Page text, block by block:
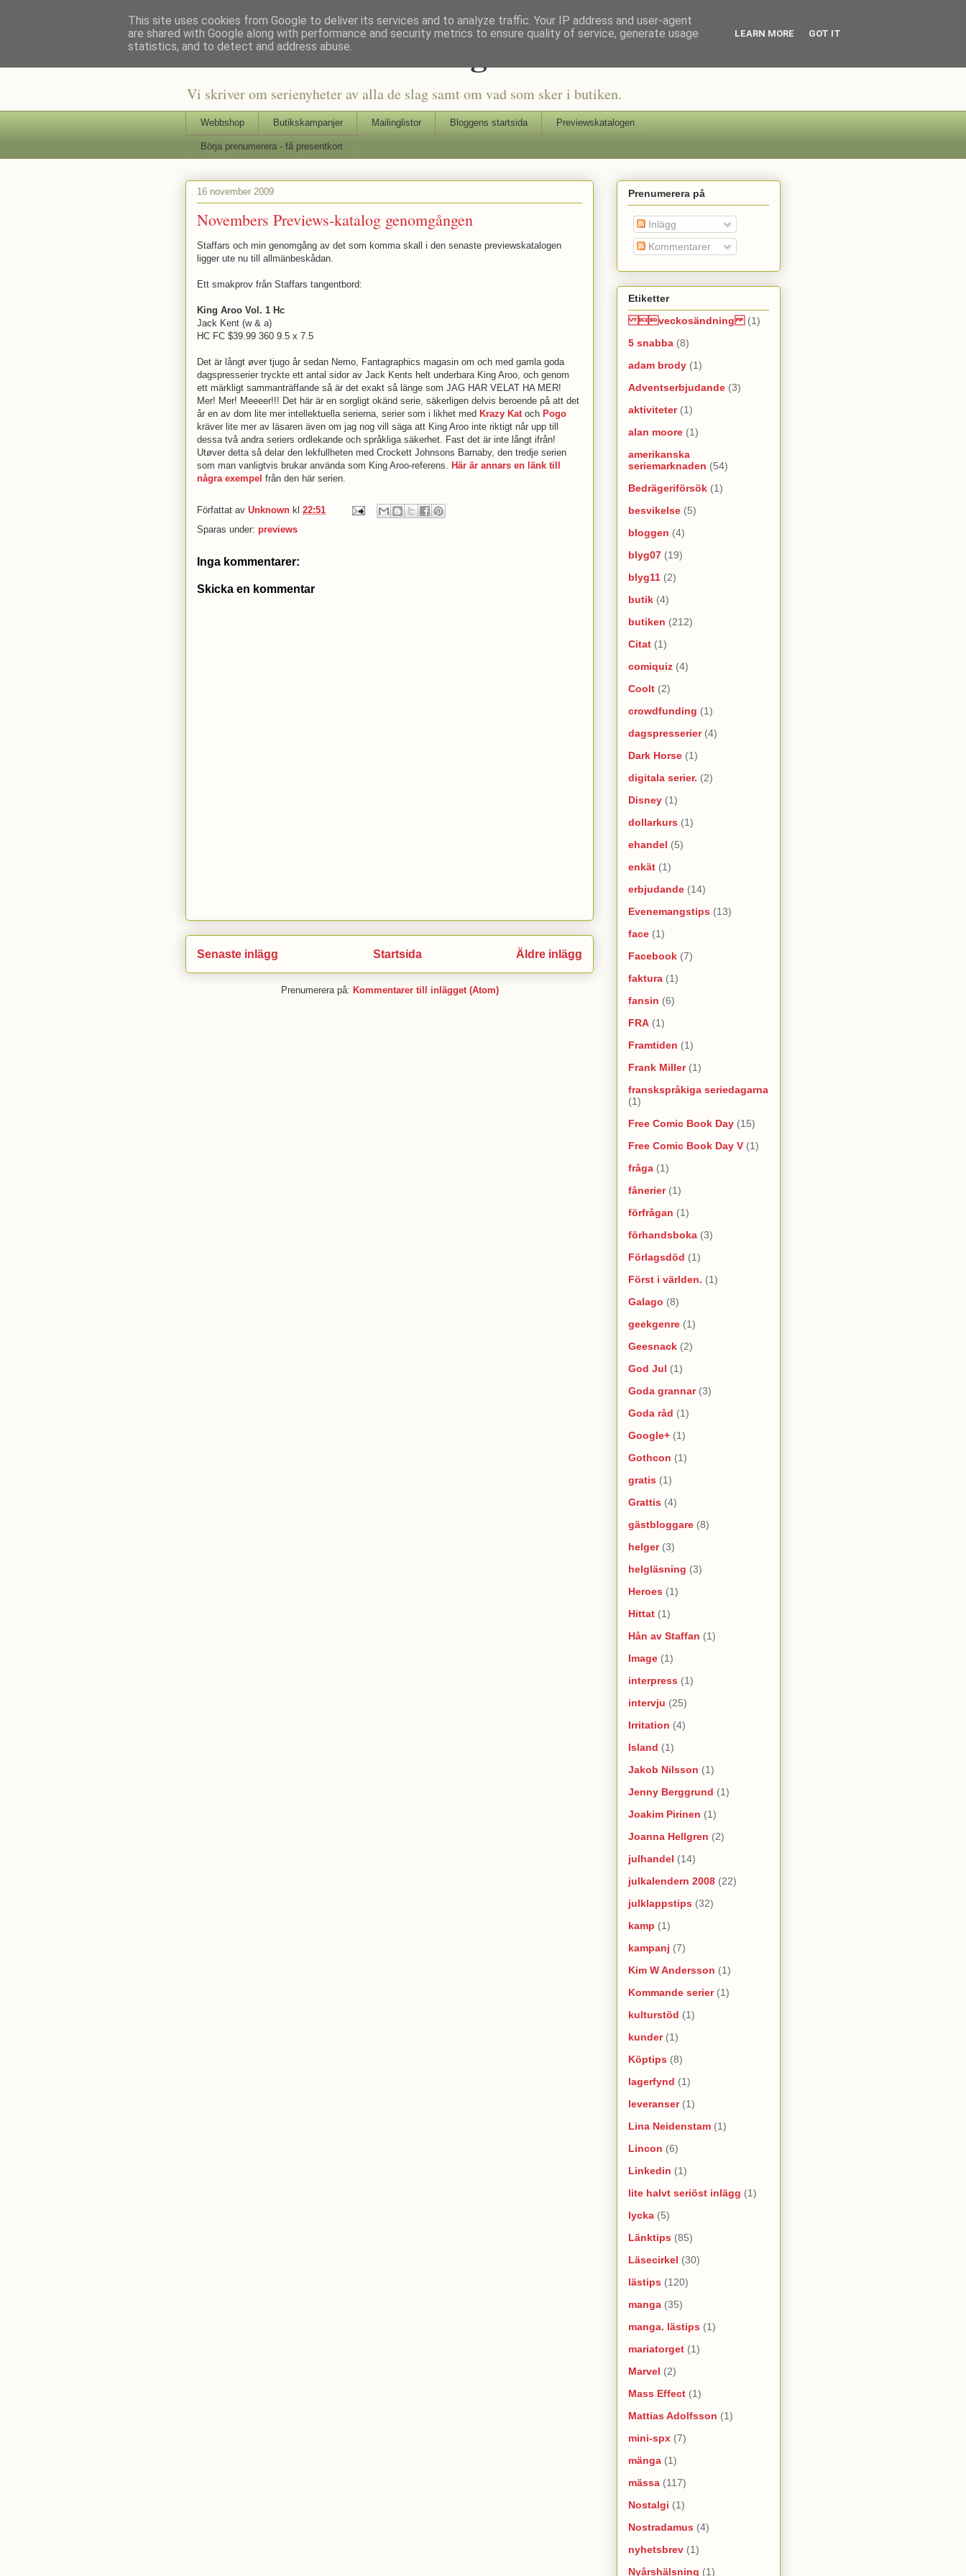
Staffars Seriers Blog
Vi skriver om serienyheter av alla de slag samt om vad som sker i butiken.
Webbshop Butikskampanjer Mailinglistor Bloggens startsida Previewskatalogen
Börja prenumerera - få presentkort
16 november 2009
Novembers Previews-katalog genomgången
Staffars och min genomgång av det som komma skall i den senaste previewskatalogen
ligger ute nu till allmänbeskådan.
Ett smakprov från Staffars tangentbord:
King Aroo Vol. 1 Hc
Jack Kent (w & a)
HC FC $39.99 360 9.5 x 7.5
Det är långt øver tjugo år sedan Nemo, Fantagraphics magasin om och med gamla goda
dagspresserier tryckte ett antal sidor av Jack Kents helt underbara King Aroo, och genom
ett märkligt sammanträffande så är det exakt så länge som JAG HAR VELAT HA MER!
Mer! Mer! Meeeer!!! Det här är en sorgligt okänd serie, säkerligen delvis beroende på att det
år en av dom lite mer intellektuella serierna, serier som i likhet med Krazy Katoch Pogo
kräver lite mer av läsaren även om jag nog vill säga att King Aroo inte riktigt når upp till
dessa två andra seriers ordlekande och språkliga säkerhet. Fast det är inte långt ifrån!
Utøver detta så delar den lekfullheten med Crockett Johnsons Barnaby, den tredje serien
som man vanligtvis brukar använda som King Aroo-referens. Här är annars en länk till
några exempel från den här serien.
Författat av Unknown kl 22:51
Sparas under: previews
Inga kommentarer:
Skicka en kommentar
Senaste inlägg Äldre inlägg
Startsida
Prenumerera på: Kommentarer till inlägget (Atom)
Prenumerera på
Inlägg
Kommentarer
Etiketter
veckosändning (1)
5 snabba (8)
adam brody (1)
Adventserbjudande (3)
aktiviteter (1)
alan moore (1)
amerikanska
seriemarknaden (54)
Bedrägeriförsök (1)
besvikelse (5)
bloggen (4)
blyg07 (19)
blyg11 (2)
butik (4)
butiken (212)
Citat (1)
comiquiz (4)
Coolt (2)
crowdfunding (1)
dagspresserier (4)
Dark Horse (1)
digitala serier. (2)
Disney (1)
dollarkurs (1)
ehandel (5)
enkät (1)
erbjudande (14)
Evenemangstips (13)
face (1)
Facebook (7)
faktura (1)
fansin (6)
FRA (1)
Framtiden (1)
Frank Miller (1)
franskspråkiga seriedagarna
(1)
Free Comic Book Day (15)
Free Comic Book Day V (1)
fråga (1)
fånerier (1)
förfrågan (1)
förhandsboka (3)
Förlagsdöd (1)
Först i världen. (1)
Galago (8)
geekgenre (1)
Geesnack (2)
God Jul (1)
Goda grannar (3)
Goda råd (1)
Google+ (1)
Gothcon (1)
gratis (1)
Grattis (4)
gästbloggare (8)
helger (3)
helgläsning (3)
Heroes (1)
Hittat (1)
Hån av Staffan (1)
Image (1)
interpress (1)
intervju (25)
Irritation (4)
Island (1)
Jakob Nilsson (1)
Jenny Berggrund (1)
Joakim Pirinen (1)
Joanna Hellgren (2)
julhandel (14)
julkalendern 2008 (22)
julklappstips (32)
kamp (1)
kampanj (7)
Kim W Andersson (1)
Kommande serier (1)
kulturstöd (1)
kunder (1)
Köptips (8)
lagerfynd (1)
leveranser (1)
Lina Neidenstam (1)
Lincon (6)
Linkedin (1)
lite halvt seriöst inlägg (1)
lycka (5)
Länktips (85)
Läsecirkel (30)
lästips (120)
manga (35)
manga. lästips (1)
mariatorget (1)
Marvel (2)
Mass Effect (1)
Mattias Adolfsson (1)
mini-spx (7)
mänga (1)
mässa (117)
Nostalgi (1)
Nostradamus (4)
nyhetsbrev (1)
Nyårshälsning (1)
This site uses cookies from Google to deliver its services and to analyze traffic. Your IP address and user-agent
are shared with Google along with performance and security metrics to ensure quality of service, generate usage
statistics, and to detect and address abuse.
LEARN MORE GOT IT